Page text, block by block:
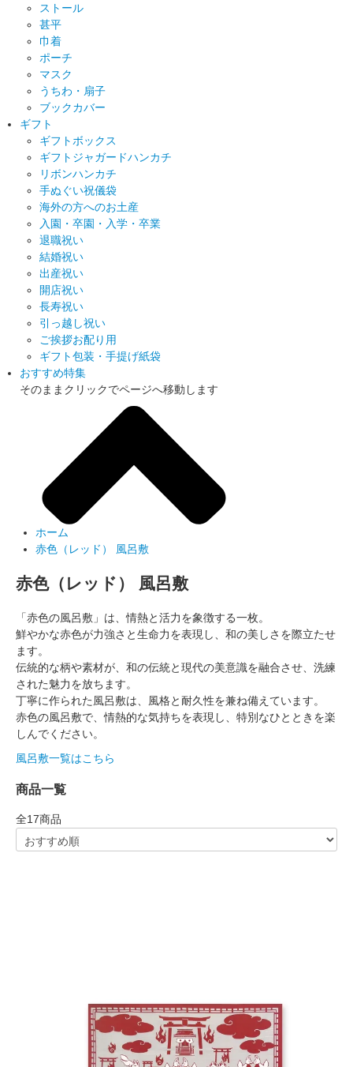
ストール
甚平
巾着
ポーチ
マスク
うちわ・扇子
ブックカバー
ギフト
ギフトボックス
ギフトジャガードハンカチ
リボンハンカチ
手ぬぐい祝儀袋
海外の方へのお土産
入園・卒園・入学・卒業
退職祝い
結婚祝い
出産祝い
開店祝い
長寿祝い
引っ越し祝い
ご挨拶お配り用
ギフト包装・手提げ紙袋
おすすめ特集
そのままクリックでページへ移動します
ホーム
赤色（レッド） 風呂敷
赤色（レッド） 風呂敷
「赤色の風呂敷」は、情熱と活力を象徴する一枚。
鮮やかな赤色が力強さと生命力を表現し、和の美しさを際立たせ
ます。
伝統的な柄や素材が、和の伝統と現代の美意識を融合させ、洗練
された魅力を放ちます。
丁寧に作られた風呂敷は、風格と耐久性を兼ね備えています。
赤色の風呂敷で、情熱的な気持ちを表現し、特別なひとときを楽
しんでください。
風呂敷一覧はこちら
商品一覧
全17商品